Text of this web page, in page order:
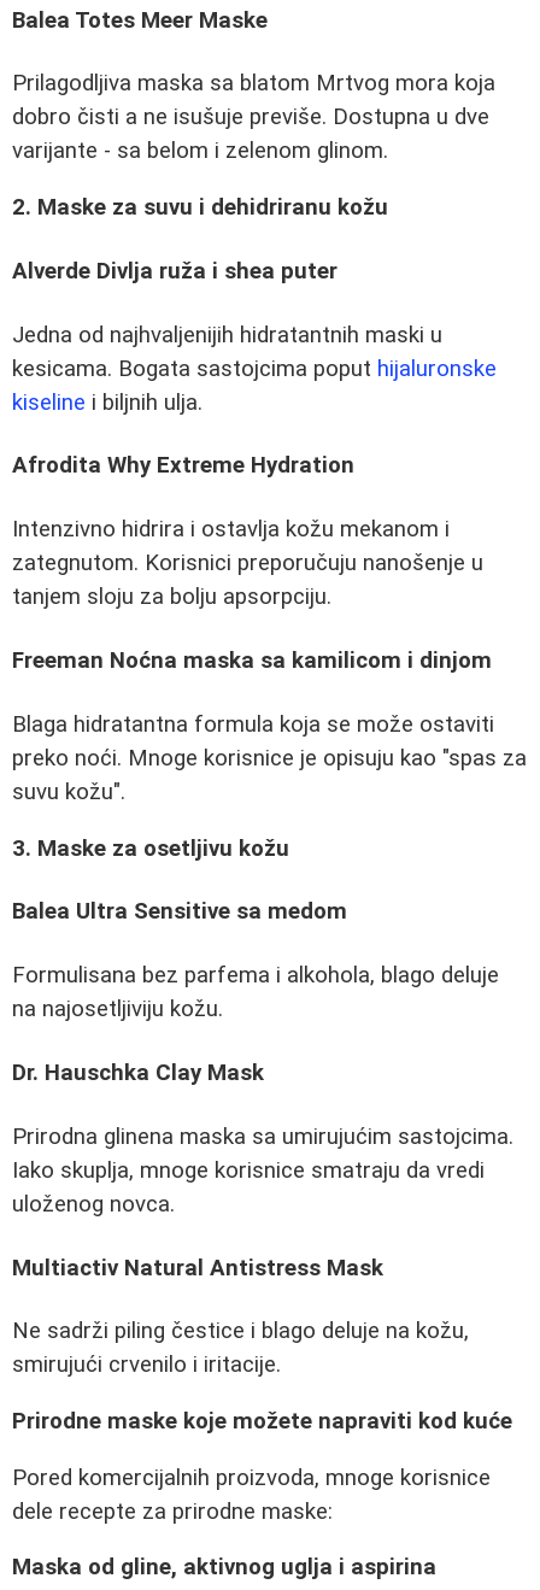
Balea Totes Meer Maske
Prilagodljiva maska sa blatom Mrtvog mora koja
dobro čisti a ne isušuje previše. Dostupna u dve
varijante - sa belom i zelenom glinom.
2. Maske za suvu i dehidriranu kožu
Alverde Divlja ruža i shea puter
Jedna od najhvaljenijih hidratantnih maski u
kesicama. Bogata sastojcima poput hijaluronske
kiseline i biljnih ulja.
Afrodita Why Extreme Hydration
Intenzivno hidrira i ostavlja kožu mekanom i
zategnutom. Korisnici preporučuju nanošenje u
tanjem sloju za bolju apsorpciju.
Freeman Noćna maska sa kamilicom i dinjom
Blaga hidratantna formula koja se može ostaviti
preko noći. Mnoge korisnice je opisuju kao "spas za
suvu kožu".
3. Maske za osetljivu kožu
Balea Ultra Sensitive sa medom
Formulisana bez parfema i alkohola, blago deluje
na najosetljiviju kožu.
Dr. Hauschka Clay Mask
Prirodna glinena maska sa umirujućim sastojcima.
Iako skuplja, mnoge korisnice smatraju da vredi
uloženog novca.
Multiactiv Natural Antistress Mask
Ne sadrži piling čestice i blago deluje na kožu,
smirujući crvenilo i iritacije.
Prirodne maske koje možete napraviti kod kuće
Pored komercijalnih proizvoda, mnoge korisnice
dele recepte za prirodne maske:
Maska od gline, aktivnog uglja i aspirina